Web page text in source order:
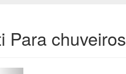
Para